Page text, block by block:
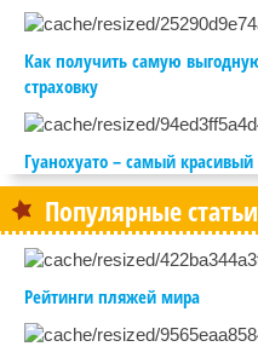
Как получить самую
страховку
Гуанохуато – самый
Популярные статьи
Рейтинги пляжей мира